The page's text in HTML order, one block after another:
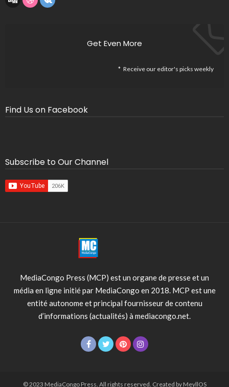
Get Even More
Receive our editor's picks weekly
Find Us on Facebook
Subscribe to Our Channel
MediaCongo Press (MCP) est un organe de presse et un
média en ligne initié par MediaCongo en 2018. MCP est une
entité autonome et principal fournisseur de contenu
d’informations (actualités) à mediacongo.net.
© 2023 MediaCongo Press. All rights reserved. Created by MeyllOS